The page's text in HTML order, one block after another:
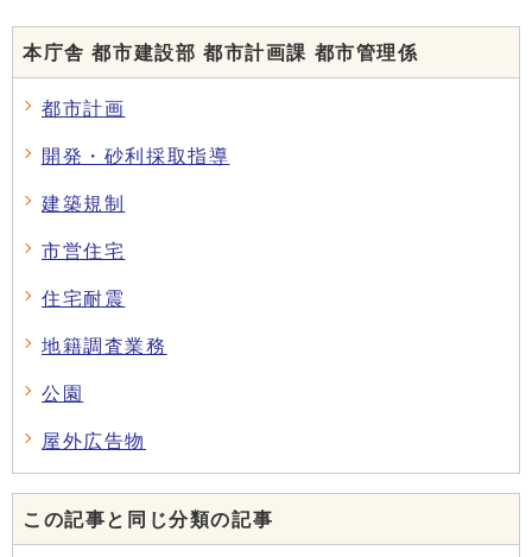
本庁舎 都市建設部 都市計画課 都市管理係
都市計画
開発・砂利採取指導
建築規制
市営住宅
住宅耐震
地籍調査業務
公園
屋外広告物
この記事と同じ分類の記事